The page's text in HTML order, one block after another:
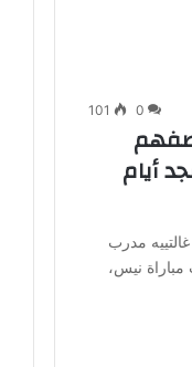
0
101
أيام
مدرب
نيس،